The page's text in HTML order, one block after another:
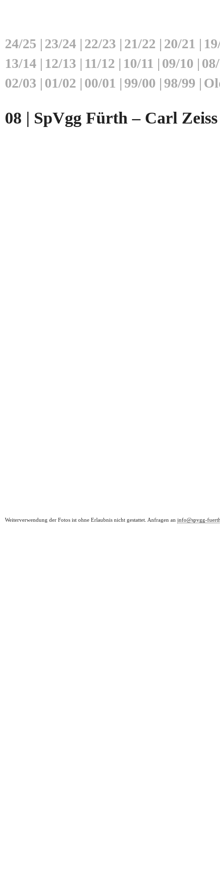
24/25 | 23/24 | 22/23 | 21/22 | 20/21 |
13/14 | 12/13 | 11/12 | 10/11 | 09/10 |
02/03 | 01/02 | 00/01 | 99/00 | 98/99 |
08 | SpVgg Fürth – Carl
Weiterverwendung der Fotos ist ohne Erlaubnis nicht gestattet. Anfragen an info@spvgg-